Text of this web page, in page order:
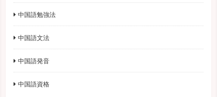
中国語勉強法
中国語文法
中国語発音
中国語資格